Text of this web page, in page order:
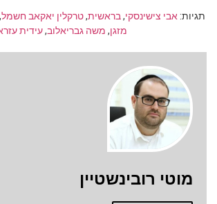
תגיות: אבי צישינסקי,בראשית,טרקלין יאקאב חשמל,
מזגן, משה גבריאלוב,עידית
מוטי רובינשטיין